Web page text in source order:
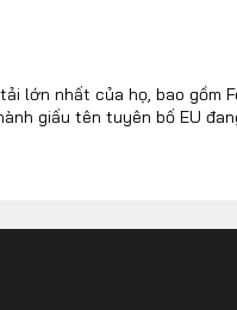
Album
lớn nhất của họ, bao gồm
giấu tên tuyên bố EU